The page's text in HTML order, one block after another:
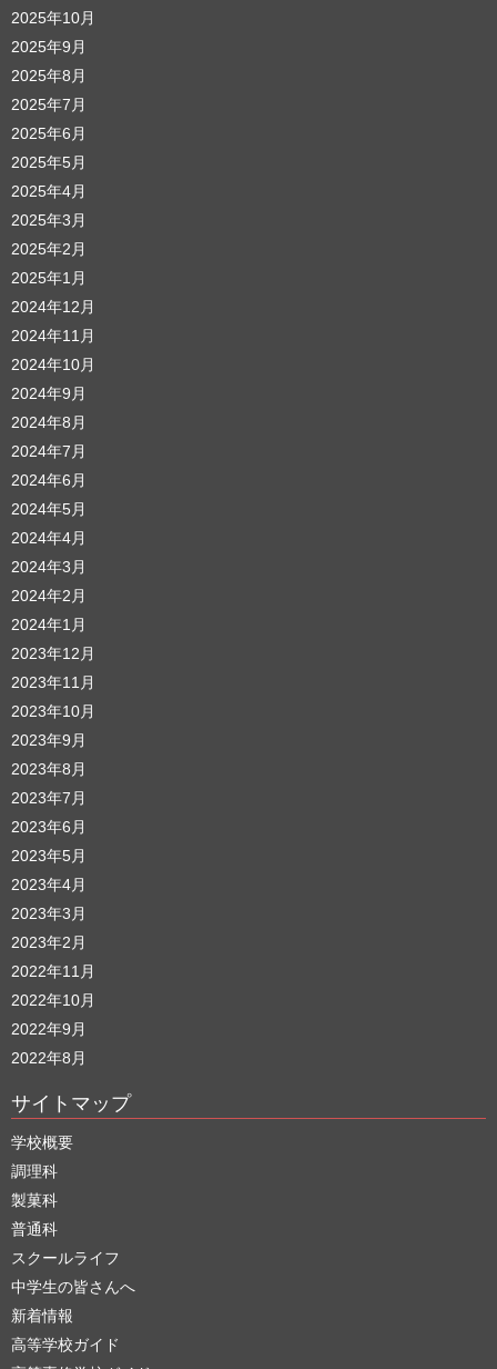
2025年10月
2025年9月
2025年8月
2025年7月
2025年6月
2025年5月
2025年4月
2025年3月
2025年2月
2025年1月
2024年12月
2024年11月
2024年10月
2024年9月
2024年8月
2024年7月
2024年6月
2024年5月
2024年4月
2024年3月
2024年2月
2024年1月
2023年12月
2023年11月
2023年10月
2023年9月
2023年8月
2023年7月
2023年6月
2023年5月
2023年4月
2023年3月
2023年2月
2022年11月
2022年10月
2022年9月
2022年8月
サイトマップ
学校概要
調理科
製菓科
普通科
スクールライフ
中学生の皆さんへ
新着情報
高等学校ガイド